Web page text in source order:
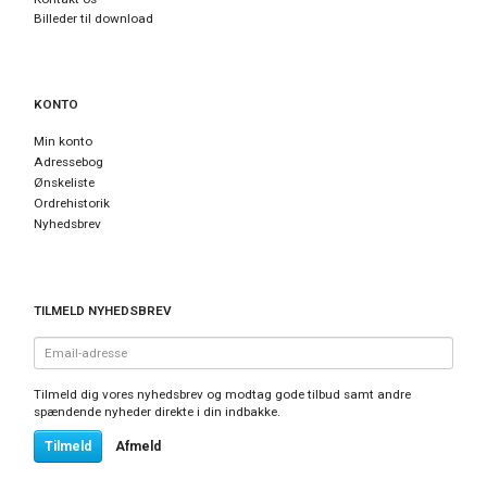
Billeder til download
KONTO
Min konto
Adressebog
Ønskeliste
Ordrehistorik
Nyhedsbrev
TILMELD NYHEDSBREV
adresse
Tilmeld dig vores nyhedsbrev og modtag gode tilbud samt andre
spændende nyheder direkte i din indbakke.
Tilmeld Afmeld